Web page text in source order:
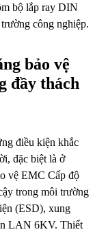
bộ lắp ray DIN
công nghiệp.
bảo vệ
đầy thách
điều kiện khắc
đặc biệt là ở
vệ EMC Cấp độ
trong môi trường
(ESD), xung
LAN 6KV. Thiết